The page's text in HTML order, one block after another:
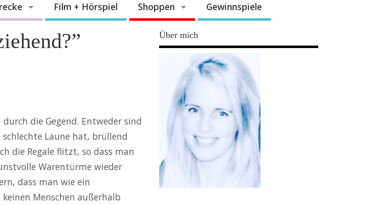
Film + Hörspiel Shoppen Gewinnspiele
die Gegend. Entweder sind
Laune hat, brüllend
die Regale flitzt, so dass man
Warentürme wieder
dass man wie ein
Menschen außerhalb
Über mich